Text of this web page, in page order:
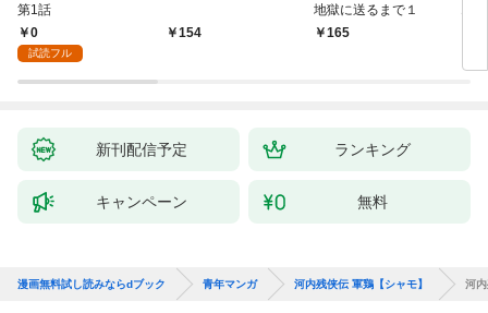
第1話
0
試読フル
154
地獄に送るまで１
165
新刊配信予定 ランキング
キャンペーン 無料
漫画無料試し読みならdブック 青年マンガ 河内残侠伝 軍鶏【シャモ】 河